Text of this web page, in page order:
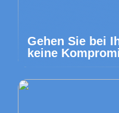
Gehen Sie bei
keine